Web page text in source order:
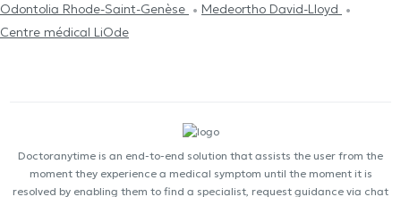
Odontolia Rhode-Saint-Genèse
Medeortho David-Lloyd
Centre médical LiOde
Doctoranytime is an end-to-end solution that assists the user from the
moment they experience a medical symptom until the moment it is
resolved by enabling them to find a specialist, request guidance via chat